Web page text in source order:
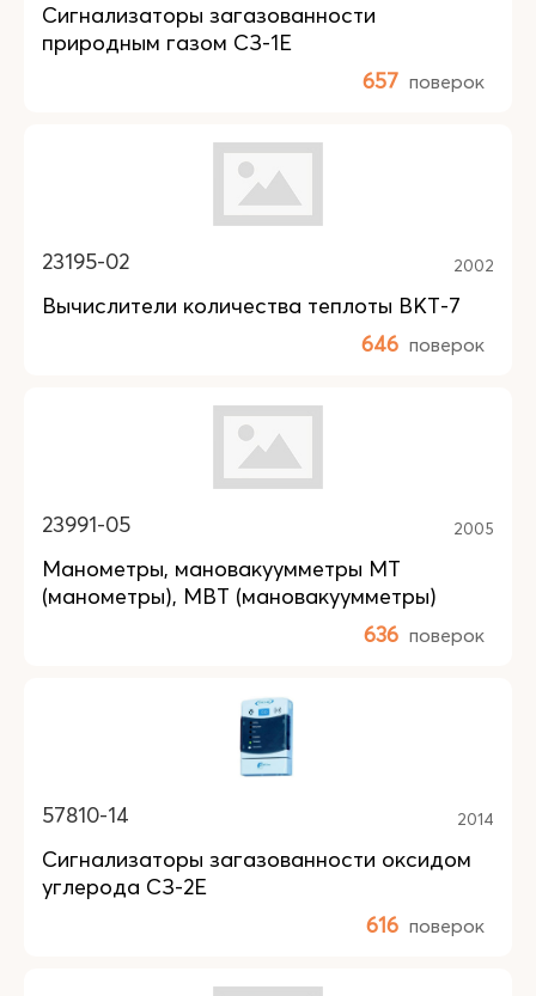
Сигнализаторы загазованности
природным газом СЗ-1Е
657 поверок
23195-02 2002
Вычислители количества теплоты ВКТ-7
646 поверок
23991-05 2005
Манометры, мановакуумметры МТ
(манометры), МВТ (мановакуумметры)
636 поверок
57810-14 2014
Сигнализаторы загазованности оксидом
углерода СЗ-2Е
616 поверок